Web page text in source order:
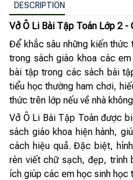
DESCRIPTION
Vở Ô Li Bài Tập Toán Lớp 2 -
Để khắc sâu những kiến thức
trong sách giáo khoa các
bài tập trong các sách bài
tiểu học thường ham chơi,
thức trên lớp nếu về nhà
Vở Ô Li Bài Tập Toán được
sách giáo khoa hiện hành,
cách hiệu quả. Đặc biệt,
rèn viết chữ sạch, đẹp, trình
ích giúp các em học sinh học